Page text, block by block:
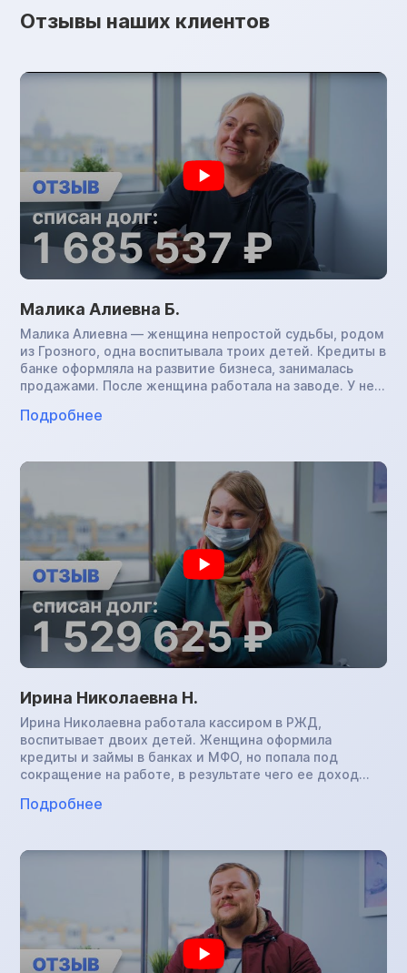
Отзывы наших клиентов
Малика Алиевна Б.
Малика Алиевна — женщина непростой судьбы, родом
из Грозного, одна воспитывала троих детей. Кредиты в
банке оформляла на развитие бизнеса, занималась
продажами. После женщина работала на заводе. У нее
ухудшения сна в условиях работы кондуктором
было возможности. В нашу компанию женщина
обратилась с суммой задолженности в размере 1,7 млн.
руб., инициировала процедуру банкротства и успешно
завершила ее. Теперь Малика Алиевна свободна от
всех финансовых обязательств.
Подробнее
Ирина Николаевна Н.
Ирина Николаевна работала кассиром в РЖД,
воспитывает двоих детей. Женщина оформила
кредиты и займы в банках и МФО, но попала под
сокращение на работе, в результате чего ее доход
выплатами и в итоге сумма задолженности превысила 1
угроз. Женщина сделала рефинансирование по
кредитам, увеличив срок на 10 лет с целью уменьшить
ежемесячный платеж, однако погашать задолженность
все равно было трудно. Знакомая посоветовала
обратиться в компанию по банкротству: Ирина
Николаевна успешно прошла процедуру и списала все
долги.
Подробнее